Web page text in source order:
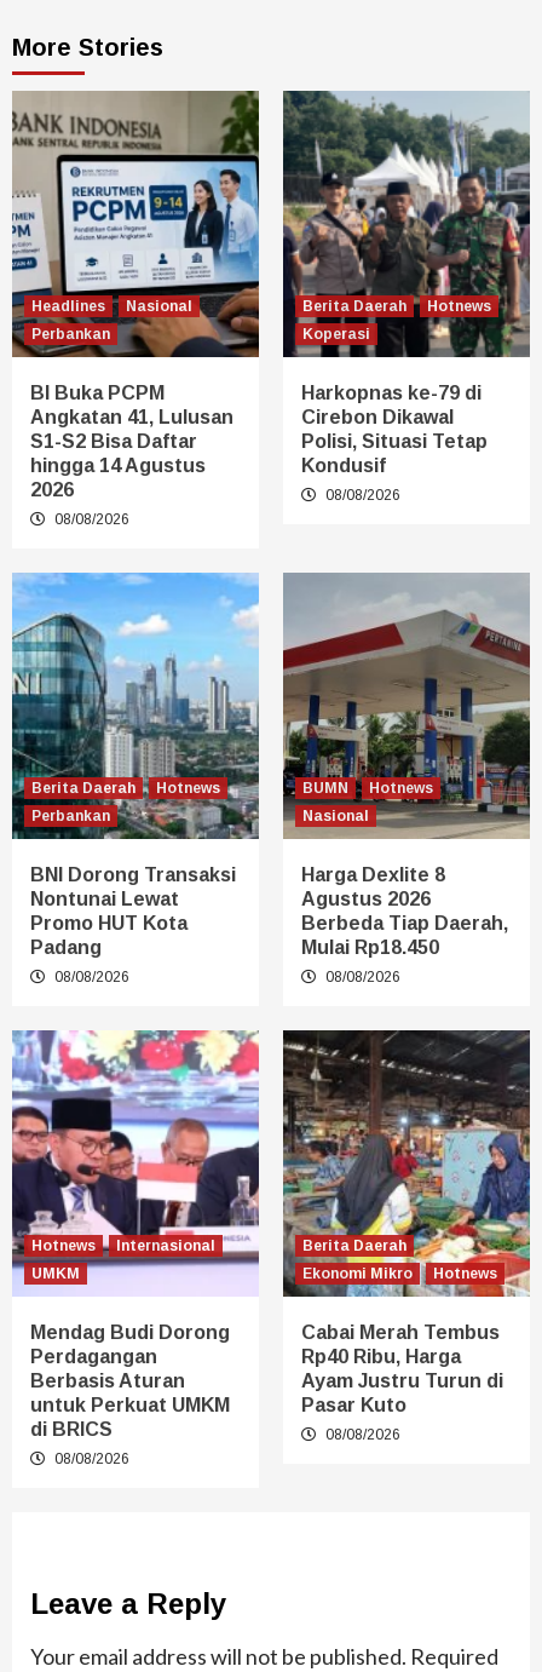
More Stories
Headlines
Nasional
Perbankan
BI Buka PCPM
Angkatan 41, Lulusan
S1-S2 Bisa Daftar
hingga 14 Agustus
2026
08/08/2026
Berita Daerah
Hotnews
Koperasi
Harkopnas ke-79 di
Cirebon Dikawal
Polisi, Situasi Tetap
Kondusif
08/08/2026
Berita Daerah
Hotnews
Perbankan
BNI Dorong Transaksi
Nontunai Lewat
Promo HUT Kota
Padang
08/08/2026
BUMN
Hotnews
Nasional
Harga Dexlite 8
Agustus 2026
Berbeda Tiap Daerah,
Mulai Rp18.450
08/08/2026
Hotnews
Internasional
UMKM
Mendag Budi Dorong
Perdagangan
Berbasis Aturan
untuk Perkuat UMKM
di BRICS
08/08/2026
Berita Daerah
Ekonomi Mikro
Hotnews
Cabai Merah Tembus
Rp40 Ribu, Harga
Ayam Justru Turun di
Pasar Kuto
08/08/2026
Leave a Reply
Your email address will not be published. Required